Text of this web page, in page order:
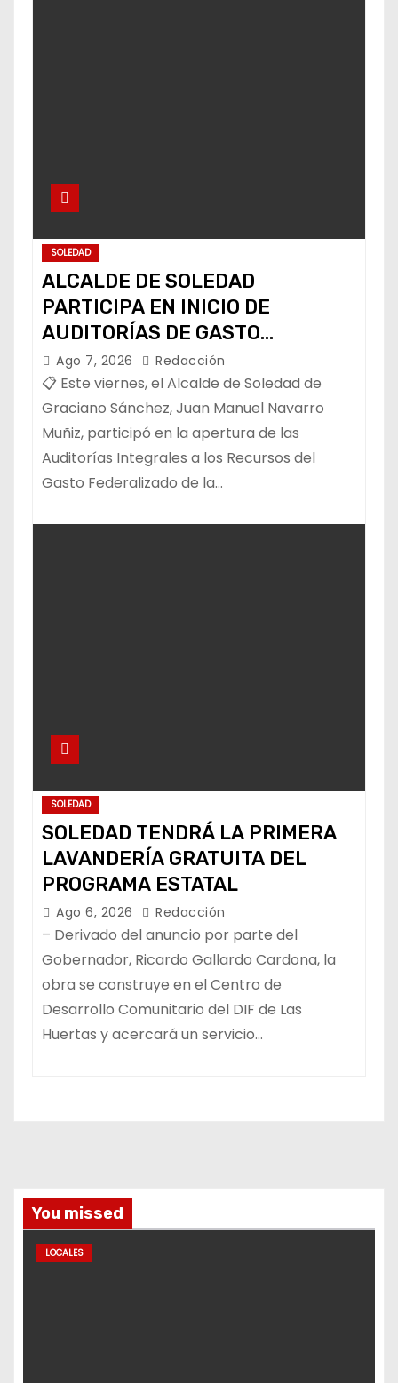
SOLEDAD
ALCALDE DE SOLEDAD
PARTICIPA EN INICIO DE
AUDITORÍAS DE GASTO
FEDERALIZADO 📝
Ago 7, 2026 Redacción
📋 Este viernes, el Alcalde de Soledad de
Graciano Sánchez, Juan Manuel Navarro
Muñiz, participó en la apertura de las
Auditorías Integrales a los Recursos del
Gasto Federalizado de la…
SOLEDAD
SOLEDAD TENDRÁ LA PRIMERA
LAVANDERÍA GRATUITA DEL
PROGRAMA ESTATAL
Ago 6, 2026 Redacción
– Derivado del anuncio por parte del
Gobernador, Ricardo Gallardo Cardona, la
obra se construye en el Centro de
Desarrollo Comunitario del DIF de Las
Huertas y acercará un servicio…
You missed
LOCALES